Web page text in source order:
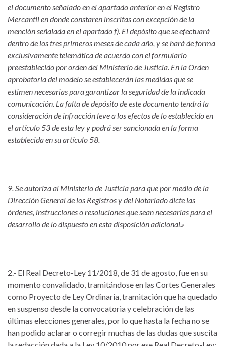
el documento señalado en el apartado anterior en el Registro
Mercantil en donde constaren inscritas con excepción de la
mención señalada en el apartado f). El depósito que se efectuará
dentro de los tres primeros meses de cada año, y se hará de forma
exclusivamente telemática de acuerdo con el formulario
preestablecido por orden del Ministerio de Justicia. En la Orden
aprobatoria del modelo se establecerán las medidas que se
estimen necesarias para garantizar la seguridad de la indicada
comunicación. La falta de depósito de este documento tendrá la
consideración de infracción leve a los efectos de lo establecido en
el artículo 53 de esta ley y podrá ser sancionada en la forma
establecida en su artículo 58.
9. Se autoriza al Ministerio de Justicia para que por medio de la
Dirección General de los Registros y del Notariado dicte las
órdenes, instrucciones o resoluciones que sean necesarias para el
desarrollo de lo dispuesto en esta disposición adicional.»
2.- El Real Decreto-Ley 11/2018, de 31 de agosto, fue en su
momento convalidado, tramitándose en las Cortes Generales
como Proyecto de Ley Ordinaria, tramitación que ha quedado
en suspenso desde la convocatoria y celebración de las
últimas elecciones generales, por lo que hasta la fecha no se
han podido aclarar o corregir muchas de las dudas que suscita